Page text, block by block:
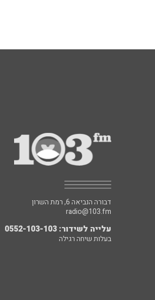
דבורה הנביאה 6, רמת השרון
radio@103.fm
עלייה לשידור: 0552-103-103
בעלות שיחה רגילה